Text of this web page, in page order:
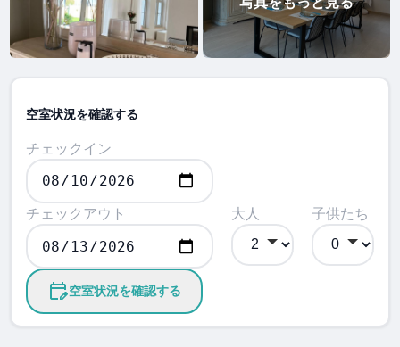
空室状況を確認する
チェックイン
チェックアウト 大人 子供たち
空室状況を確認する